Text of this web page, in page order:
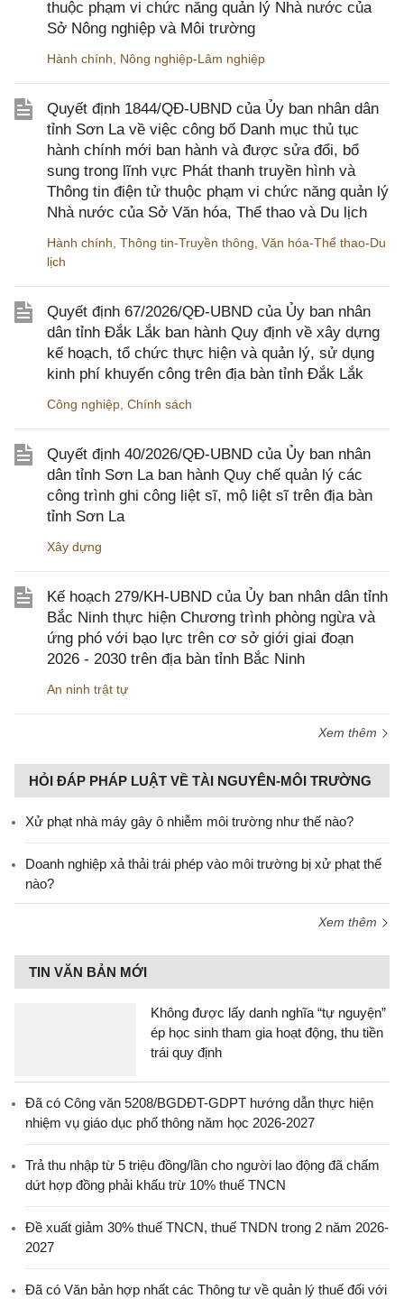
thuộc phạm vi chức năng quản lý Nhà nước của
Sở Nông nghiệp và Môi trường
Hành chính Nông nghiệp-Lâm nghiệp
Quyết định 1844/QĐ-UBND của Ủy ban nhân dân
tỉnh Sơn La về việc công bố Danh mục thủ tục
hành chính mới ban hành và được sửa đổi, bổ
sung trong lĩnh vực Phát thanh truyền hình và
Thông tin điện tử thuộc phạm vi chức năng quản lý
Nhà nước của Sở Văn hóa, Thể thao và Du lịch
Hành chính Thông tin-Truyền thông Văn hóa-Thể thao-Du
lịch
Quyết định 67/2026/QĐ-UBND của Ủy ban nhân
dân tỉnh Đắk Lắk ban hành Quy định về xây dựng
kế hoạch, tổ chức thực hiện và quản lý, sử dụng
kinh phí khuyến công trên địa bàn tỉnh Đắk Lắk
Công nghiệp Chính sách
Quyết định 40/2026/QĐ-UBND của Ủy ban nhân
dân tỉnh Sơn La ban hành Quy chế quản lý các
công trình ghi công liệt sĩ, mộ liệt sĩ trên địa bàn
tỉnh Sơn La
Xây dựng
Kế hoạch 279/KH-UBND của Ủy ban nhân dân tỉnh
Bắc Ninh thực hiện Chương trình phòng ngừa và
ứng phó với bạo lực trên cơ sở giới giai đoạn
2026 - 2030 trên địa bàn tỉnh Bắc Ninh
An ninh trật tự
Xem thêm
HỎI ĐÁP PHÁP LUẬT VỀ TÀI NGUYÊN-MÔI TRƯỜNG
Xử phạt nhà máy gây ô nhiễm môi trường như thế nào?
Doanh nghiệp xả thải trái phép vào môi trường bị xử phạt thế
nào?
Xem thêm
TIN VĂN BẢN MỚI
Không được lấy danh nghĩa “tự nguyện”
ép học sinh tham gia hoạt động, thu tiền
trái quy định
Đã có Công văn 5208/BGDĐT-GDPT hướng dẫn thực hiện
nhiệm vụ giáo dục phổ thông năm học 2026-2027
Trả thu nhập từ 5 triệu đồng/lần cho người lao động đã chấm
dứt hợp đồng phải khấu trừ 10% thuế TNCN
Đề xuất giảm 30% thuế TNCN, thuế TNDN trong 2 năm 2026-
2027
Đã có Văn bản hợp nhất các Thông tư về quản lý thuế đối với